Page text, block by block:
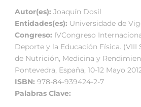
Autor(es): Joaquín Dosil
Entidades(es): Universidade de
Congreso: IVCongreso
Deporte y la Educación Física. (VIII
de Nutrición, Medicina y
Pontevedra, España, 10-12 Mayo
ISBN: 978-84-939424-2-7
Palabras Clave: